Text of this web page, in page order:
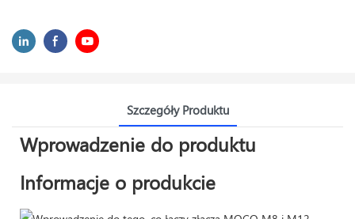
Szczegóły Produktu
Wprowadzenie do produktu
Informacje o produkcie